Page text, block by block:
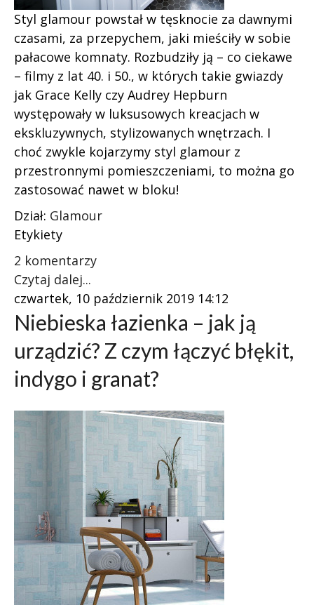
Styl glamour powstał w tęsknocie za dawnymi
czasami, za przepychem, jaki mieściły w sobie
pałacowe komnaty. Rozbudziły ją – co ciekawe
– filmy z lat 40. i 50., w których takie gwiazdy
jak Grace Kelly czy Audrey Hepburn
występowały w luksusowych kreacjach w
ekskluzywnych, stylizowanych wnętrzach. I
choć zwykle kojarzymy styl glamour z
przestronnymi pomieszczeniami, to można go
zastosować nawet w bloku!
Dział: Glamour
Etykiety
2 komentarzy
Czytaj dalej...
czwartek, 10 październik 2019 14:12
Niebieska łazienka – jak ją
urządzić? Z czym łączyć błękit,
indygo i granat?